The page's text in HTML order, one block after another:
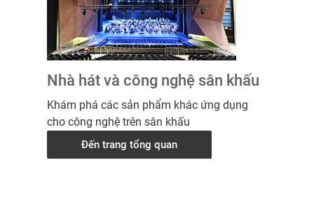
Nhà hát và công nghệ sân khấu
Khám phá các sản phẩm khác ứng dụng
cho công nghệ trên sân khấu
Đến trang tổng quan